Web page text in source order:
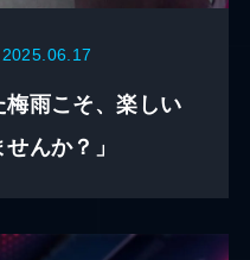
2025.06.17
梅雨こそ、楽しい
んか？」